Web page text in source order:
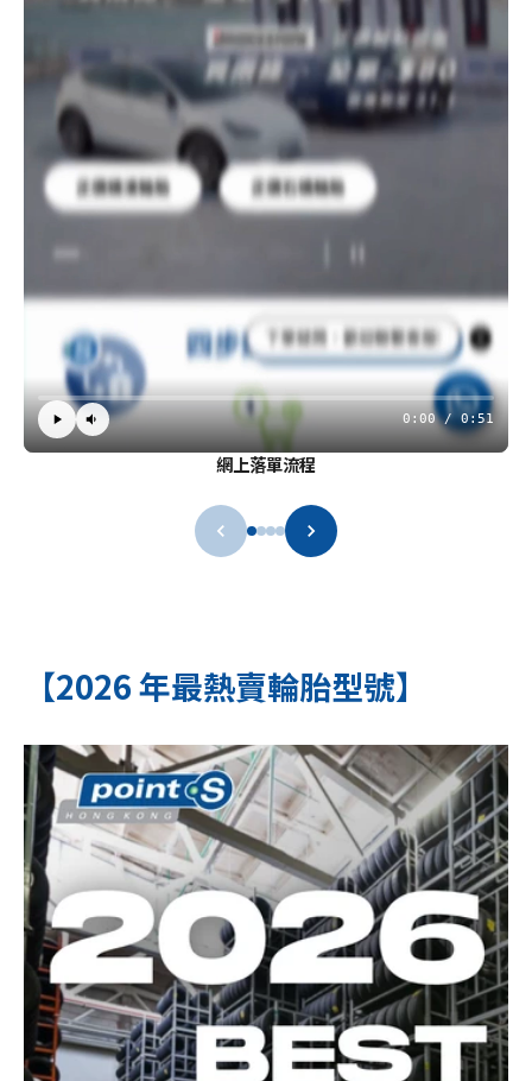
0:00 / 0:51
網上落單流程
【2026 年最熱賣輪胎型號】